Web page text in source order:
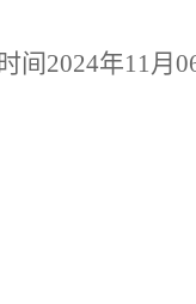
间2024年11月